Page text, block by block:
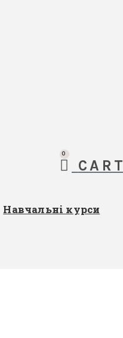
0
CART
Навчальні курси